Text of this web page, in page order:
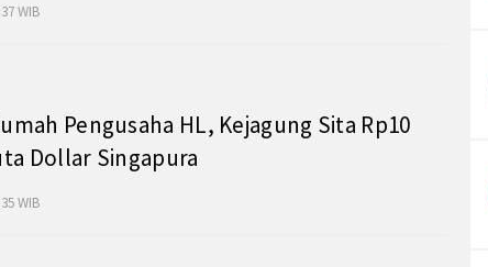
WIB
Pengusaha HL, Kejagung Sita Rp10
Dollar Singapura
WIB